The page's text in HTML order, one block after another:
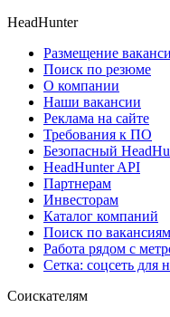
HeadHunter
Размещение
Поиск по резюме
О компании
Наши вакансии
Реклама на сайте
Требования к ПО
Безопасный
HeadHunter API
Партнерам
Инвесторам
Каталог компаний
Поиск по
Работа рядом с
Сетка: соцсеть для
Соискателям